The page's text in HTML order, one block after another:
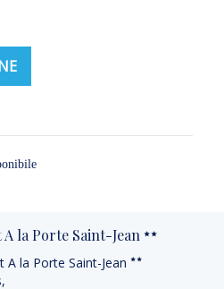
la Porte Saint-Jean
A la Porte Saint-Jean